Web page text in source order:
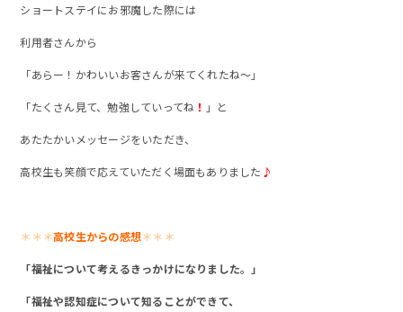
ショートステイにお邪魔した際には
利用者さんから
「あらー！かわいいお客さんが来てくれたね～」
「たくさん見て、勉強していってね ！ 」と
あたたかいメッセージをいただき、
高校生も笑顔で応えていただく場面もありました ♪
＊＊＊高校生からの感想＊＊＊
「福祉について考えるきっかけになりました。」
「福祉や認知症について知ることができて、